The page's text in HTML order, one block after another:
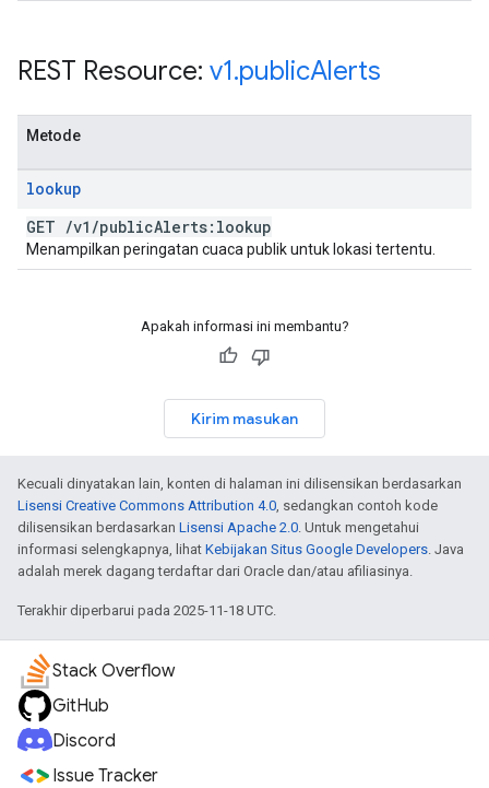
REST Resource: v1.publicAlerts
Metode
lookup
GET /v1 /publicAlerts:lookup
Menampilkan peringatan cuaca publik untuk lokasi tertentu.
Apakah informasi ini membantu?
Kirim masukan
Kecuali dinyatakan lain, konten di halaman ini dilisensikan berdasarkan
Lisensi Creative Commons Attribution 4.0, sedangkan contoh kode
dilisensikan berdasarkan Lisensi Apache 2.0. Untuk mengetahui
informasi selengkapnya, lihat Kebijakan Situs Google Developers. Java
adalah merek dagang terdaftar dari Oracle dan/atau afiliasinya.
Terakhir diperbarui pada 2025-11-18 UTC.
Stack Overflow
GitHub
Discord
Issue Tracker